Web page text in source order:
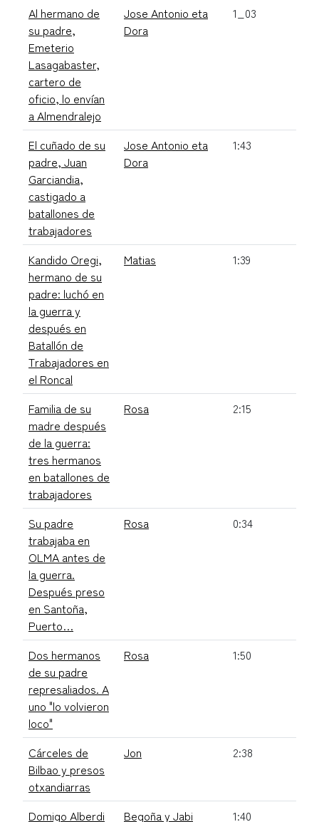
Al hermano de
su padre,
Emeterio
Lasagabaster,
cartero de
oficio, lo envían
a Almendralejo
Jose Antonio eta
Dora
1_03
El cuñado de su
padre, Juan
Garciandia,
castigado a
batallones de
trabajadores
Jose Antonio eta
Dora
1:43
Kandido Oregi,
hermano de su
padre: luchó en
la guerra y
después en
Batallón de
Trabajadores en
el Roncal
Matias 1:39
Familia de su
madre después
de la guerra:
tres hermanos
en batallones de
trabajadores
Rosa 2:15
Su padre
trabajaba en
OLMA antes de
la guerra.
Después preso
en Santoña,
Puerto…
Rosa 0:34
Dos hermanos
de su padre
represaliados. A
uno "lo volvieron
loco"
Rosa 1:50
Cárceles de
Bilbao y presos
otxandiarras
Jon 2:38
Domigo Alberdi Begoña y Jabi 1:40